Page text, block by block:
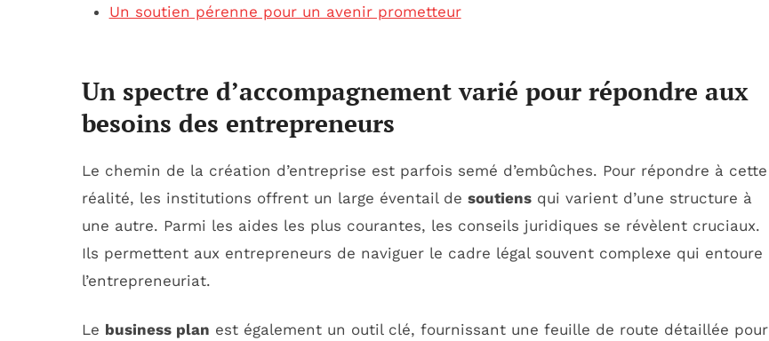
Un soutien pérenne pour un avenir prometteur
Un spectre d’accompagnement varié pour répondre aux
besoins des entrepreneurs
Le chemin de la création d’entreprise est parfois semé d’embûches. Pour répondre à cette
réalité, les institutions offrent un large éventail de soutiens qui varient d’une structure à
une autre. Parmi les aides les plus courantes, les conseils juridiques se révèlent cruciaux.
Ils permettent aux entrepreneurs de naviguer le cadre légal souvent complexe qui entoure
l’entrepreneuriat.
Le business plan est également un outil clé, fournissant une feuille de route détaillée pour